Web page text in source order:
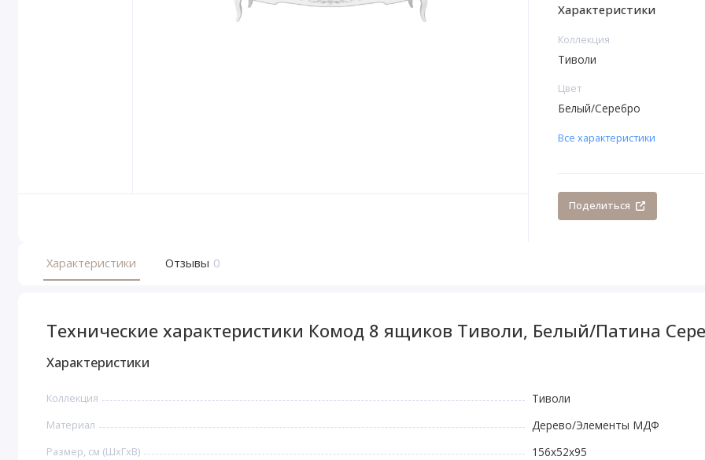
Характеристики
Коллекция
Тиволи
Цвет
Белый/Серебро
Все характеристики
Поделиться
Характеристики Отзывы 0
Технические характеристики Комод 8 ящиков Тиволи, Белый/Патина
Характеристики
Коллекция Тиволи
Материал Дерево/Элементы МДФ
Размер, см (ШхГхВ) 156x52x95